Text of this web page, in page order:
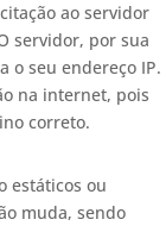
ao servidor
servidor, por sua
o seu endereço IP.
na internet, pois
correto.
estáticos ou
muda, sendo